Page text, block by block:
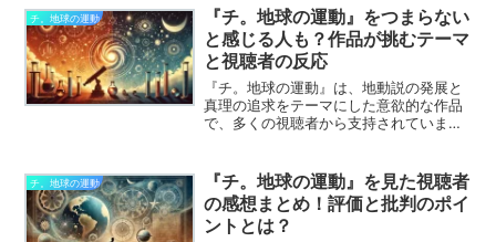
いて詳しく解説します。
チ。地球の運動
『チ。地球の運動』をつまらない
と感じる人も？作品が挑むテーマ
と視聴者の反応
『チ。地球の運動』は、地動説の発展と
真理の追求をテーマにした意欲的な作品
で、多くの視聴者から支持されていま
いるのか、そして賛否両論の背景にある
理由について考察します。『チ。地球の
運動』が多くの視聴者にどのような印象
を残しているのかを見ていきましょう。
チ。地球の運動
『チ。地球の運動』を見た視聴者
の感想まとめ！評価と批判のポイ
ントとは？